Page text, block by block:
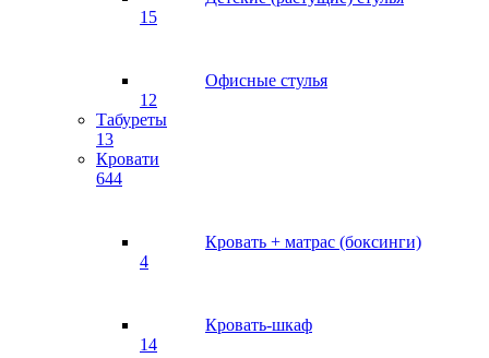
15
Офисные стулья
12
Табуреты
13
Кровати
644
Кровать + матрас (боксинги)
4
Кровать-шкаф
14